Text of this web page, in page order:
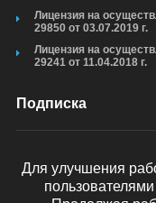
Лицензия на
29850 от 03.07.2019 г.
Лицензия на
29241 от 11.04.2018 г.
Подписка
Для улучшения